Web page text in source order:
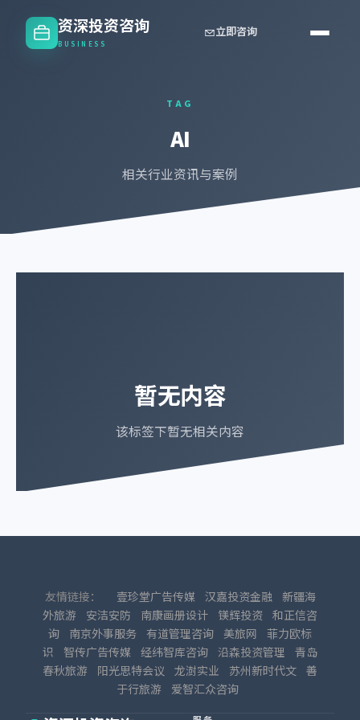
资深投资咨询
BUSINESS
立即咨询
TAG
AI
相关行业资讯与案例
暂无内容
该标签下暂无相关内容
友情链接： 壹珍堂广告传媒 汉嘉投资金融
新疆海
外旅游
安洁安防 南康画册设计 镁辉投资 和正信咨
询
南京外事服务 有道管理咨询 美旅网
菲力欧标
识
智传广告传媒 经纬智库咨询 沿森投资管理
青岛
春秋旅游
阳光思特会议 龙澍实业 苏州新时代文 善
于行旅游
爱智汇众咨询